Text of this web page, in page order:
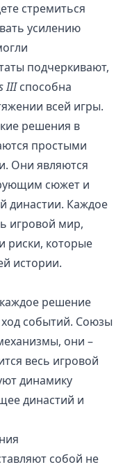
стремиться
усилению
подчеркивают,
IIIспособна
всей игры.
решения в
простыми
Они являются
сюжет и
династии. Каждое
игровой мир,
риски, которые
истории.
решение
событий. Союзы
они –
весь игровой
динамику
династий и
собой не